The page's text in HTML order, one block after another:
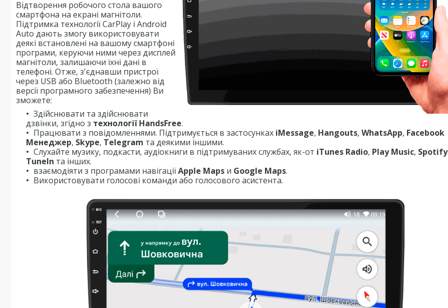
Відтворення робочого стола вашого
смартфона на екрані магнітоли.
Підтримка технології CarPlay і Android
Auto дають змогу використовувати
деякі встановлені на вашому смартфоні
програми, керуючи ними через дисплей
магнітоли, залишаючи їхні дані в
телефоні. Отже, з'єднавши пристрої
через USB або Bluetooth (залежно від
версії програмного забезпечення) Ви
зможете:
Здійснювати та здійснювати
дзвінки, згідно з технології HandsFree.
Працювати з повідомленнями. Підтримується в застосунках iMessage, Hangouts, WhatsApp, Facebook
Менеджер, Skype, Telegram та деякими іншими.
Слухайте музику, подкасти, аудіокниги в підтримуваних службах, як-от iTunes Radio, Play Music, Spotify
TuneIn та інших.
взаємодіяти з програмами навігаціїApple Maps и Google Maps.
Використовувати голосові команди або голосового асистента.